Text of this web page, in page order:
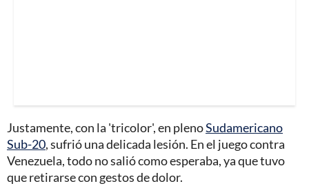
Justamente, con la 'tricolor', en plenoSudamericano
Sub-20, sufrió una delicada lesión. En el juego contra
Venezuela, todo no salió como esperaba, ya que tuvo
que retirarse con gestos de dolor.